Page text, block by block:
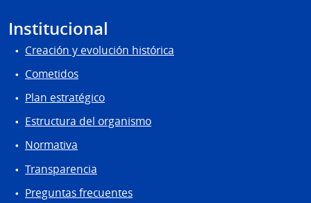
Institucional
Creación y evolución histórica
Cometidos
Plan estratégico
Estructura del organismo
Normativa
Transparencia
Preguntas frecuentes